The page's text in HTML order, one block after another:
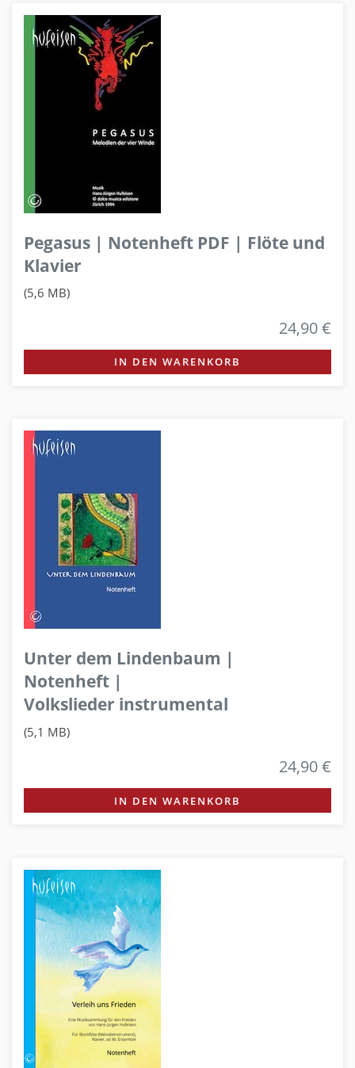
Pegasus | Notenheft PDF | Flöte und
Klavier
(5,6 MB)
24,90 €
IN DEN WARENKORB
Unter dem Lindenbaum |
Notenheft |
Volkslieder instrumental
(5,1 MB)
24,90 €
IN DEN WARENKORB